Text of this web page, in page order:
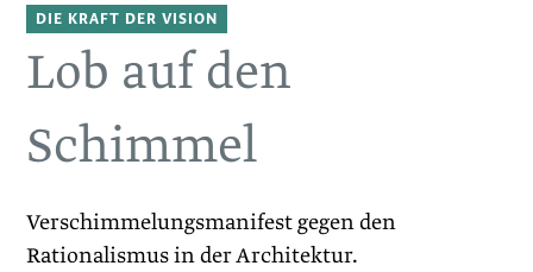
DIE KRAFT DER VISION
Lob auf den
Schimmel
Verschimmelungsmanifest gegen den
Rationalismus in der Architektur.